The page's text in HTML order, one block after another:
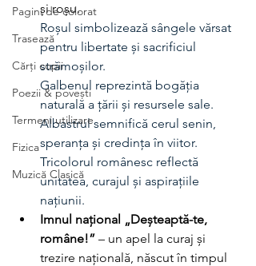
Pagini de colorat
Trasează
Cărți copii
Poezii & povești
Termeni utilizare
Fizica
Muzică Clasică
și roșu.
Roșul simbolizează sângele vărsat
pentru libertate și sacrificiul
strămoșilor.
Galbenul reprezintă bogăția
naturală a țării și resursele sale.
Albastrul semnifică cerul senin,
speranța și credința în viitor.
Tricolorul românesc reflectă
unitatea, curajul și aspirațiile
națiunii.
Imnul național „Deșteaptă-te,
române!” – un apel la curaj și
trezire națională, născut în timpul